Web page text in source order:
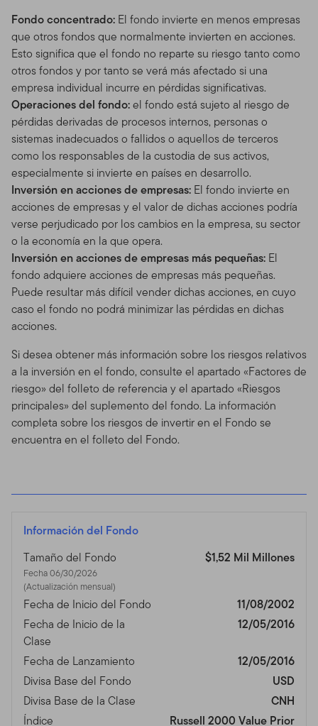
Fondo concentrado: El fondo invierte en menos empresas
que otros fondos que normalmente invierten en acciones.
Esto significa que el fondo no reparte su riesgo tanto como
otros fondos y por tanto se verá más afectado si una
empresa individual incurre en pérdidas significativas.
Operaciones del fondo:el fondo está sujeto al riesgo de
pérdidas derivadas de procesos internos, personas o
sistemas inadecuados o fallidos o aquellos de terceros
como los responsables de la custodia de sus activos,
especialmente si invierte en países en desarrollo.
Inversión en acciones de empresas: El fondo invierte en
acciones de empresas y el valor de dichas acciones podría
verse perjudicado por los cambios en la empresa, su sector
o la economía en la que opera.
Inversión en acciones de empresas más pequeñas: El
fondo adquiere acciones de empresas más pequeñas.
Puede resultar más difícil vender dichas acciones, en cuyo
caso el fondo no podrá minimizar las pérdidas en dichas
acciones.
Si desea obtener más información sobre los riesgos relativos
a la inversión en el fondo, consulte el apartado «Factores de
riesgo» del folleto de referencia y el apartado «Riesgos
principales» del suplemento del fondo. La información
completa sobre los riesgos de invertir en el Fondo se
encuentra en el folleto del Fondo.
Información del Fondo
Tamaño del Fondo
Fecha 06/30/2026
(Actualización mensual)
$1,52 Mil Millones
Fecha de Inicio del Fondo
11/08/2002
Fecha de Inicio de la
Clase
12/05/2016
Fecha de Lanzamiento
12/05/2016
Divisa Base del Fondo
USD
Divisa Base de la Clase
CNH
Índice
Russell 2000 Value Prior